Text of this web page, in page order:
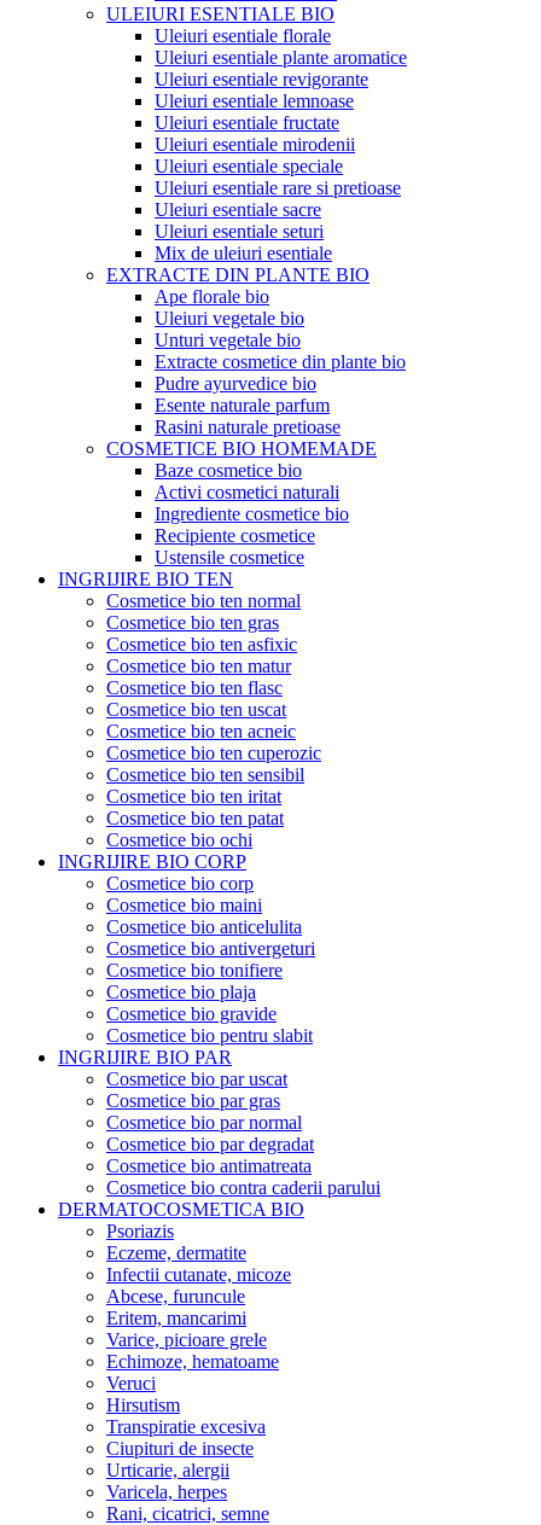
ULEIURI ESENTIALE BIO
Uleiuri esentiale florale
Uleiuri esentiale plante aromatice
Uleiuri esentiale revigorante
Uleiuri esentiale lemnoase
Uleiuri esentiale fructate
Uleiuri esentiale mirodenii
Uleiuri esentiale speciale
Uleiuri esentiale rare si pretioase
Uleiuri esentiale sacre
Uleiuri esentiale seturi
Mix de uleiuri esentiale
EXTRACTE DIN PLANTE BIO
Ape florale bio
Uleiuri vegetale bio
Unturi vegetale bio
Extracte cosmetice din plante bio
Pudre ayurvedice bio
Esente naturale parfum
Rasini naturale pretioase
COSMETICE BIO HOMEMADE
Baze cosmetice bio
Activi cosmetici naturali
Ingrediente cosmetice bio
Recipiente cosmetice
Ustensile cosmetice
INGRIJIRE BIO TEN
Cosmetice bio ten normal
Cosmetice bio ten gras
Cosmetice bio ten asfixic
Cosmetice bio ten matur
Cosmetice bio ten flasc
Cosmetice bio ten uscat
Cosmetice bio ten acneic
Cosmetice bio ten cuperozic
Cosmetice bio ten sensibil
Cosmetice bio ten iritat
Cosmetice bio ten patat
Cosmetice bio ochi
INGRIJIRE BIO CORP
Cosmetice bio corp
Cosmetice bio maini
Cosmetice bio anticelulita
Cosmetice bio antivergeturi
Cosmetice bio tonifiere
Cosmetice bio plaja
Cosmetice bio gravide
Cosmetice bio pentru slabit
INGRIJIRE BIO PAR
Cosmetice bio par uscat
Cosmetice bio par gras
Cosmetice bio par normal
Cosmetice bio par degradat
Cosmetice bio antimatreata
Cosmetice bio contra caderii parului
DERMATOCOSMETICA BIO
Psoriazis
Eczeme, dermatite
Infectii cutanate, micoze
Abcese, furuncule
Eritem, mancarimi
Varice, picioare grele
Echimoze, hematoame
Veruci
Hirsutism
Transpiratie excesiva
Ciupituri de insecte
Urticarie, alergii
Varicela, herpes
Rani, cicatrici, semne